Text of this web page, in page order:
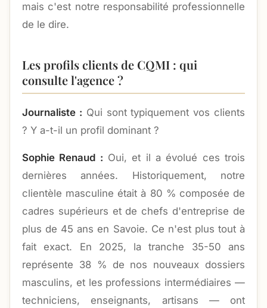
mais c'est notre responsabilité professionnelle
de le dire.
Les profils clients de CQMI : qui
consulte l'agence ?
Journaliste : Qui sont typiquement vos clients
? Y a-t-il un profil dominant ?
Sophie Renaud : Oui, et il a évolué ces trois
dernières années. Historiquement, notre
clientèle masculine était à 80 % composée de
cadres supérieurs et de chefs d'entreprise de
plus de 45 ans en Savoie. Ce n'est plus tout à
fait exact. En 2025, la tranche 35-50 ans
représente 38 % de nos nouveaux dossiers
masculins, et les professions intermédiaires —
techniciens, enseignants, artisans — ont